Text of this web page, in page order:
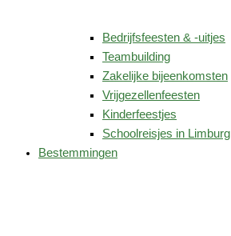
Bedrijfsfeesten & -uitjes
Teambuilding
Zakelijke bijeenkomsten
Vrijgezellenfeesten
Kinderfeestjes
Schoolreisjes in Limburg
Bestemmingen